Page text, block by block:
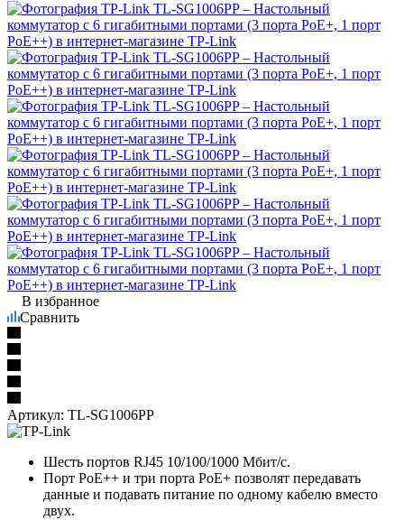
В избранное
Сравнить
Артикул: TL-SG1006PP
Шесть портов RJ45 10/100/1000 Мбит/с.
Порт PoE++ и три порта PoE+ позволят передавать
данные и подавать питание по одному кабелю вместо
двух.